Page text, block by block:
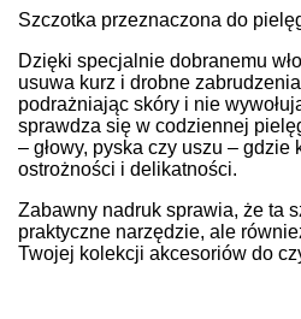
Szczotka przeznaczona do
Dzięki specjalnie dobranemu
usuwa kurz i drobne
podrażniając skóry i nie
sprawdza się w codziennej
– głowy, pyska czy uszu –
ostrożności i delikatności.
Zabawny nadruk sprawia, że ta
praktyczne narzędzie, ale
Twojej kolekcji akcesoriów do